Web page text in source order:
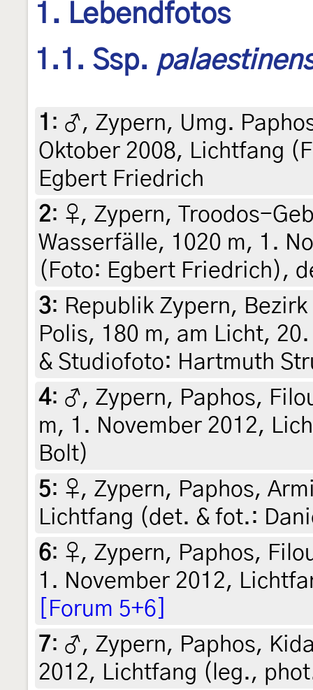
1. Lebendfotos
1.1. Ssp.
1 : ♂, Zypern, Umg.
Oktober 2008, Lichtfang
Egbert Friedrich
2: ♀, Zypern, Troodos-
Wasserfälle, 1020 m, 1.
(Foto: Egbert Friedrich),
3: Republik Zypern,
Polis, 180 m, am Licht,
& Studiofoto: Hartmuth
4: ♂, Zypern, Paphos,
m, 1. November 2012,
Bolt)
5: ♀, Zypern, Paphos,
Lichtfang (det. & fot.:
6: ♀, Zypern, Paphos,
1. November 2012,
[Forum 5+6]
7: ♂, Zypern, Paphos,
2012, Lichtfang (leg.,